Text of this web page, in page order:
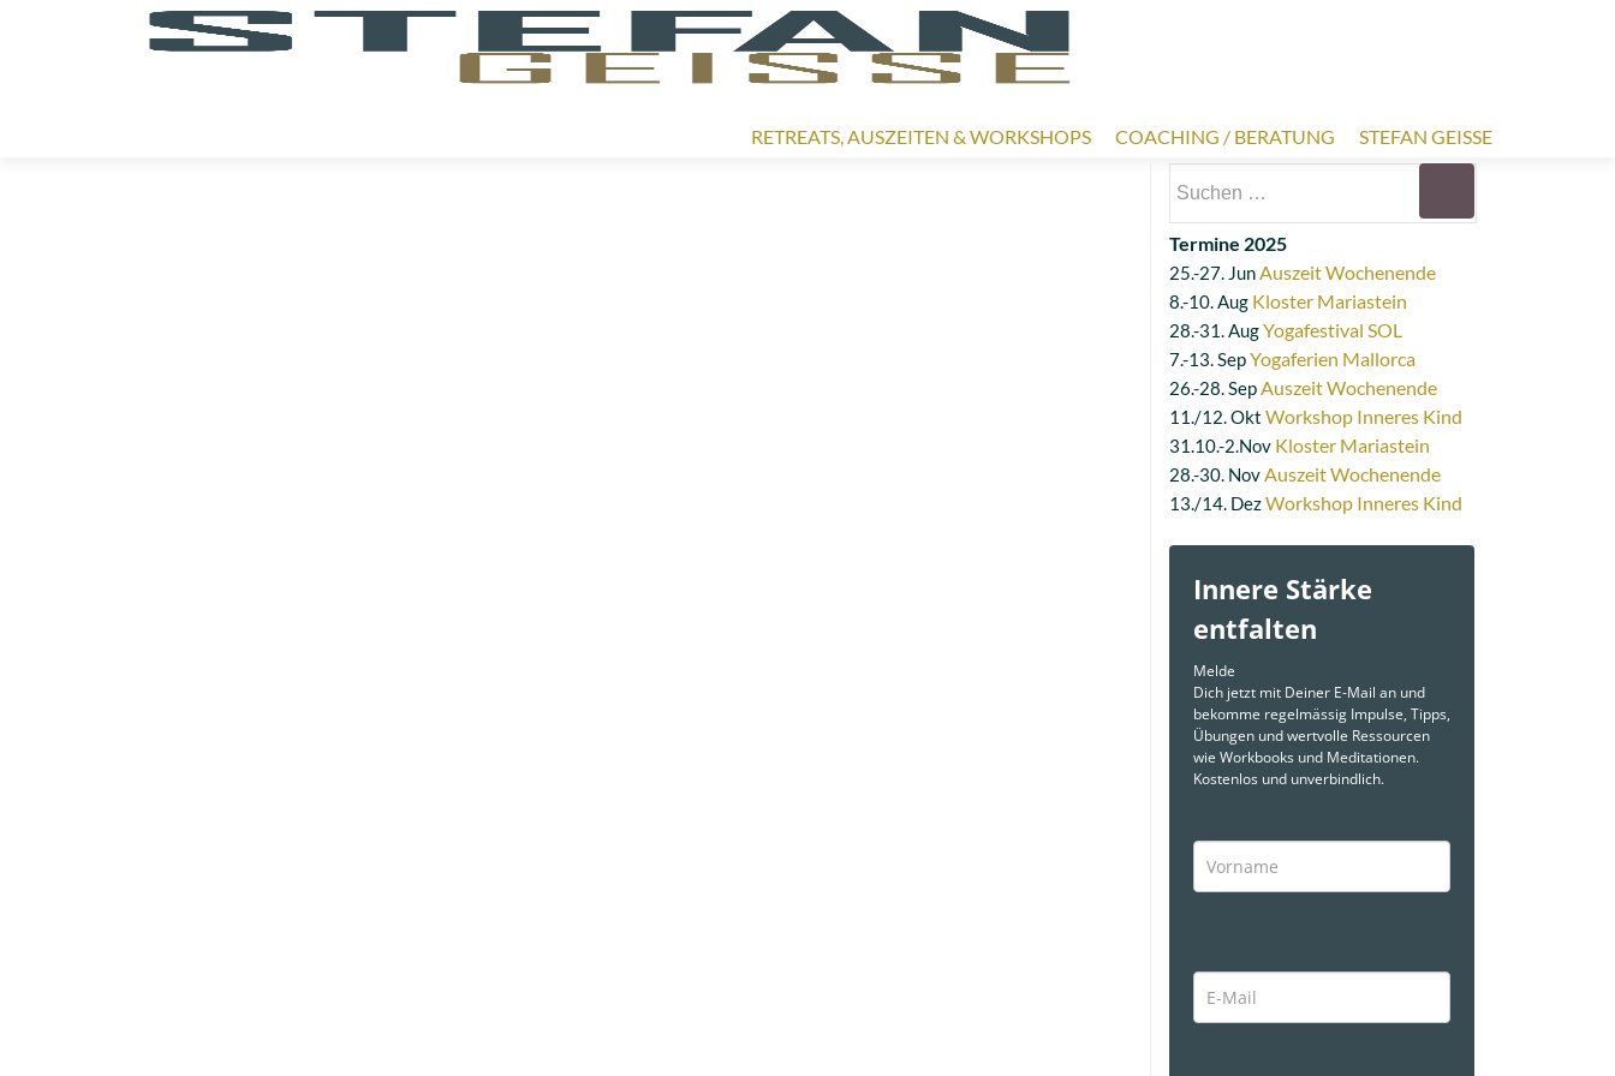
Inhalt
RETREATS, AUSZEITEN & WORKSHOPS COACHING / BERATUNG
STEFAN GEISSE
nach:
Termine 2025
25.-27. JunAuszeit Wochenende
8.-10. Aug Kloster Mariastein
28.-31. AugYogafestival SOL
7.-13. SepYogaferien Mallorca
26.-28. SepAuszeit Wochenende
11./12. Okt Workshop Inneres Kind
31.10.-2.Nov Kloster Mariastein
28.-30. NovAuszeit Wochenende
13./14. DezWorkshop Inneres Kind
Innere Stärke
entfalten
Melde
Dich jetzt mit Deiner E-Mail an und
bekomme regelmässig Impulse, Tipps,
Übungen und wertvolle Ressourcen
wie Workbooks und Meditationen.
Kostenlos und unverbindlich.